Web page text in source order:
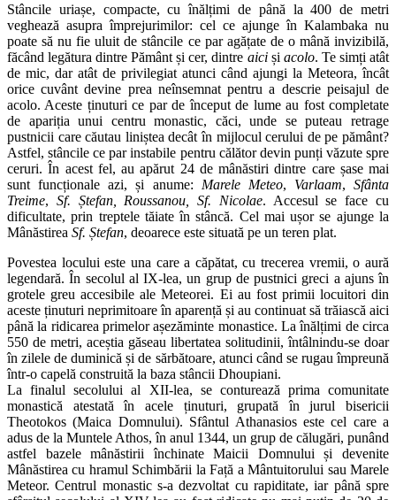
Stâncile uriașe, compacte, cu înălțimi de până la 400 de metri
veghează asupra împrejurimilor: cel ce ajunge în Kalambaka nu
poate să nu fie uluit de stâncile ce par agățate de o mână invizibilă,
făcând legătura dintre Pământ și cer, dintre aici și acolo. Te simți atât
de mic, dar atât de privilegiat atunci când ajungi la Meteora, încât
orice cuvânt devine prea neînsemnat pentru a descrie peisajul de
acolo. Aceste ținuturi ce par de început de lume au fost completate
de apariția unui centru monastic, căci, unde se puteau retrage
pustnicii care căutau liniștea decât în mijlocul cerului de pe pământ?
Astfel, stâncile ce par instabile pentru călător devin punți văzute spre
ceruri. În acest fel, au apărut 24 de mânăstiri dintre care șase mai
sunt funcționale azi, și anume: Marele Meteo, Varlaam, Sfânta
Treime, Sf. Ștefan, Roussanou, Sf. Nicolae. Accesul se face cu
dificultate, prin treptele tăiate în stâncă. Cel mai ușor se ajunge la
Mânăstirea Sf. Ștefan, deoarece este situată pe un teren plat.
Povestea locului este una care a căpătat, cu trecerea vremii, o aură
legendară. În secolul al IX-lea, un grup de pustnici greci a ajuns în
grotele greu accesibile ale Meteorei. Ei au fost primii locuitori din
aceste ținuturi neprimitoare în aparență și au continuat să trăiască aici
până la ridicarea primelor așezăminte monastice. La înălțimi de circa
550 de metri, aceștia găseau libertatea solitudinii, întâlnindu-se doar
în zilele de duminică și de sărbătoare, atunci când se rugau împreună
într-o capelă construită la baza stâncii Dhoupiani.
La finalul secolului al XII-lea, se conturează prima comunitate
monastică atestată în acele ținuturi, grupată în jurul bisericii
Theotokos (Maica Domnului). Sfântul Athanasios este cel care a
adus de la Muntele Athos, în anul 1344, un grup de călugări, punând
astfel bazele mânăstirii închinate Maicii Domnului și devenite
Mânăstirea cu hramul Schimbării la Față a Mântuitorului sau Marele
Meteor. Centrul monastic s-a dezvoltat cu rapiditate, iar până spre